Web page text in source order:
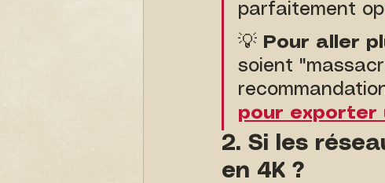
parfaitement
💡 Pour aller
soient
pour exporter
2. Si les
en 4K ?